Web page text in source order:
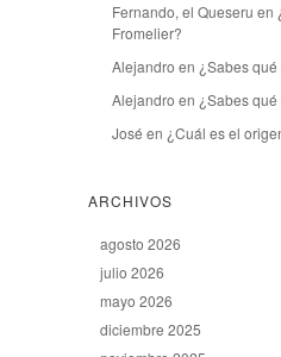
Fernando, el Queseru en
Fromelier?
Alejandro en ¿Sabes
Alejandro en ¿Sabes
José en ¿Cuál es el
ARCHIVOS
agosto 2026
julio 2026
mayo 2026
diciembre 2025